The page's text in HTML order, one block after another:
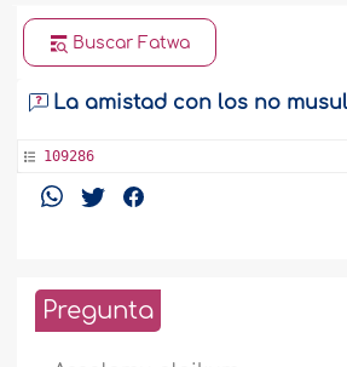
Buscar Fatwa
La amistad con los no
109286
Pregunta